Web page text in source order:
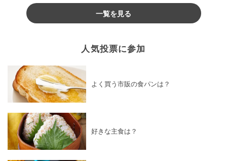
一覧を見る
人気投票に参加
よく買う市販の食パンは？
好きな主食は？